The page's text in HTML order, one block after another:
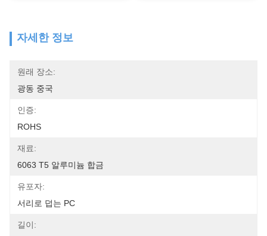
자세한 정보
원래 장소:
광동 중국
인증:
ROHS
재료:
6063 T5 알루미늄 합금
유포자:
서리로 덥는 PC
길이: